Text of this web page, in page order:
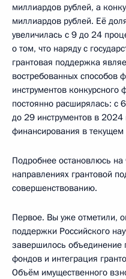
миллиардов рублей, а
миллиардов рублей. Её
увеличилась с 9 до 24
о том, что наряду с
грантовая поддержка
востребованных способов
инструментов
постоянно расширялась: с
до 29 инструментов в
финансирования в текущем
Подробнее остановлюсь на
направлениях грантовой
совершенствованию.
Первое. Вы уже отметили,
поддержки Российского
завершилось объединение
фондов и интеграция
Объём имущественного